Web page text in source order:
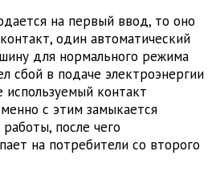
на первый ввод, то оно
один автоматический
для нормального режима
сбой в подаче электроэнергии
контакт
с этим замыкается
после чего
на потребители со второго